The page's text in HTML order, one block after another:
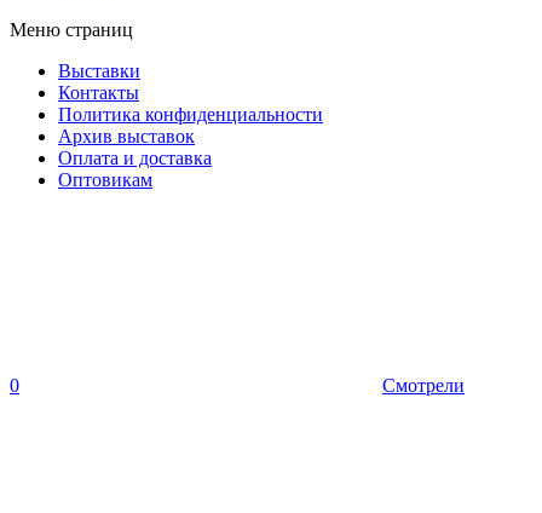
Меню страниц
Выставки
Контакты
Политика конфиденциальности
Архив выставок
Оплата и доставка
Оптовикам
0 Смотрели